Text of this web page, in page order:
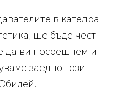
в катедра
ще бъде чест
да ви посрещнем и
заедно този